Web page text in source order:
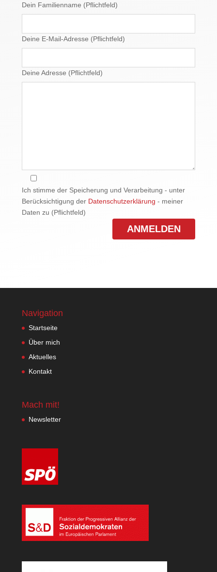
Dein Familienname (Pflichtfeld)
Deine E-Mail-Adresse (Pflichtfeld)
Deine Adresse (Pflichtfeld)
Ich stimme der Speicherung und Verarbeitung - unter
Berücksichtigung der Datenschutzerklärung - meiner
Daten zu (Pflichtfeld)
Navigation
Startseite
Über mich
Aktuelles
Kontakt
Mach mit!
Newsletter